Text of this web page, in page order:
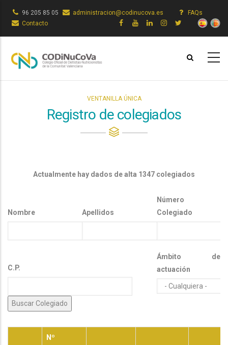
96 205 85 05 administracion@codinucova.es
FAQs
Contacto
VENTANILLA ÚNICA
Registro de colegiados
Actualmente hay dados de alta 1347 colegiados
Nombre Apellidos
Número
Colegiado
C.P.
Ámbito de
actuación
Nº